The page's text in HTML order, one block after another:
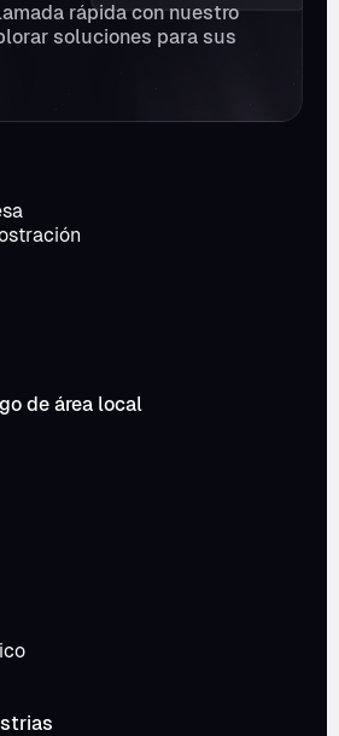
rápida con nuestro
soluciones para sus
de área local